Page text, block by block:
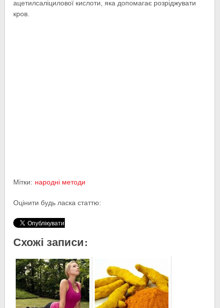
ацетилсаліцилової кислоти, яка допомагає розріджувати
кров.
Мітки: народні методи
Оцінити будь ласка статтю:
Схожі записи: